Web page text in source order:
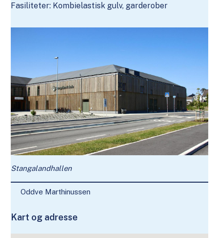
Fasiliteter: Kombielastisk gulv, garderober
Stangalandhallen
Oddve Marthinussen
Kart og adresse